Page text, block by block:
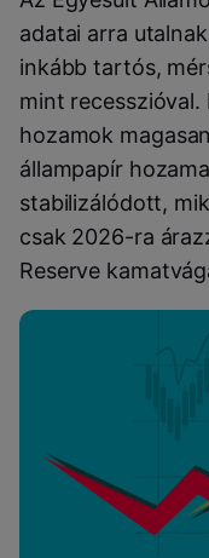
adatai arra
inkább tartós,
mint recesszióval.
hozamok
állampapír
stabilizálódott,
csak 2026-ra
Reserve